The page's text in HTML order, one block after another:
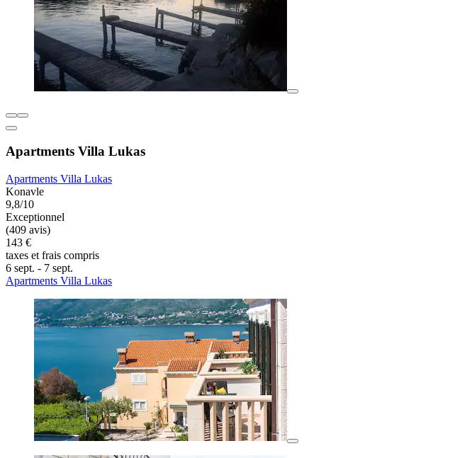
Apartments Villa Lukas
Apartments Villa Lukas
Konavle
9,8/10
Exceptionnel
(409 avis)
143 €
taxes et frais compris
6 sept. - 7 sept.
Apartments Villa Lukas